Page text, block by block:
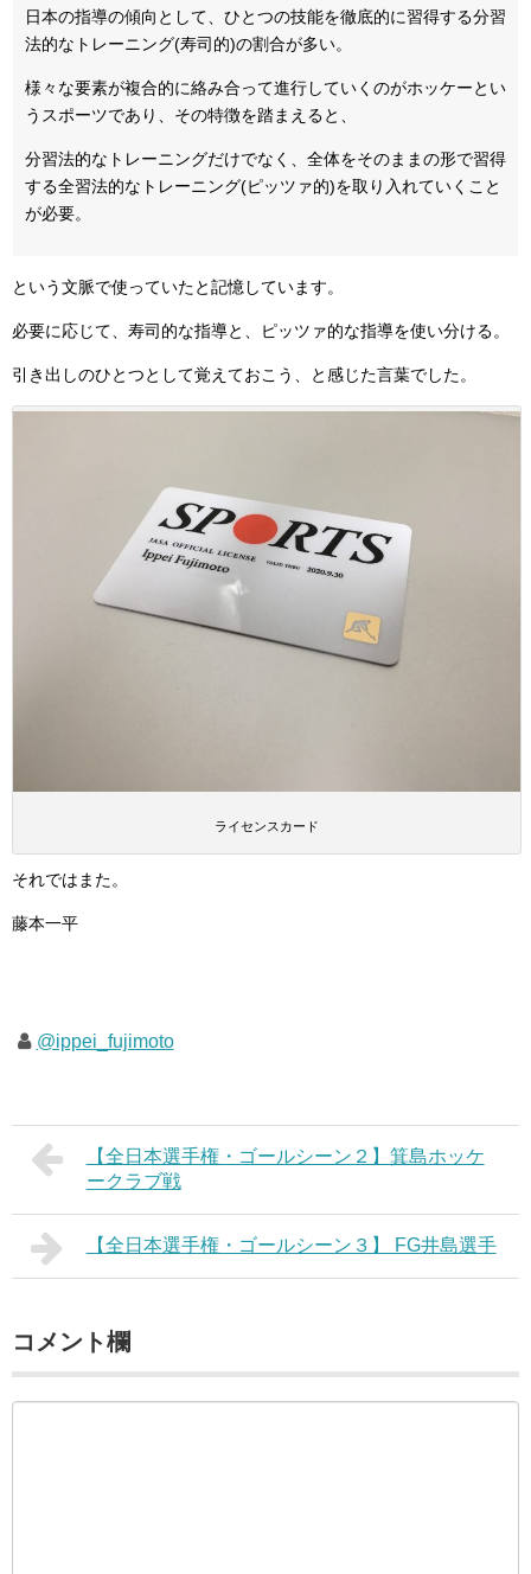
日本の指導の傾向として、ひとつの技能を徹底的に習得する分習
法的なトレーニング(寿司的)の割合が多い。
様々な要素が複合的に絡み合って進行していくのがホッケーとい
うスポーツであり、その特徴を踏まえると、
分習法的なトレーニングだけでなく、全体をそのままの形で習得
する全習法的なトレーニング(ピッツァ的)を取り入れていくこと
が必要。
という文脈で使っていたと記憶しています。
必要に応じて、寿司的な指導と、ピッツァ的な指導を使い分ける。
引き出しのひとつとして覚えておこう、と感じた言葉でした。
ライセンスカード
それではまた。
藤本一平
@ippei_fujimoto
【全日本選手権・ゴールシーン２】箕島ホッケ
ークラブ戦
【全日本選手権・ゴールシーン３】 FG井島選手
コメント欄